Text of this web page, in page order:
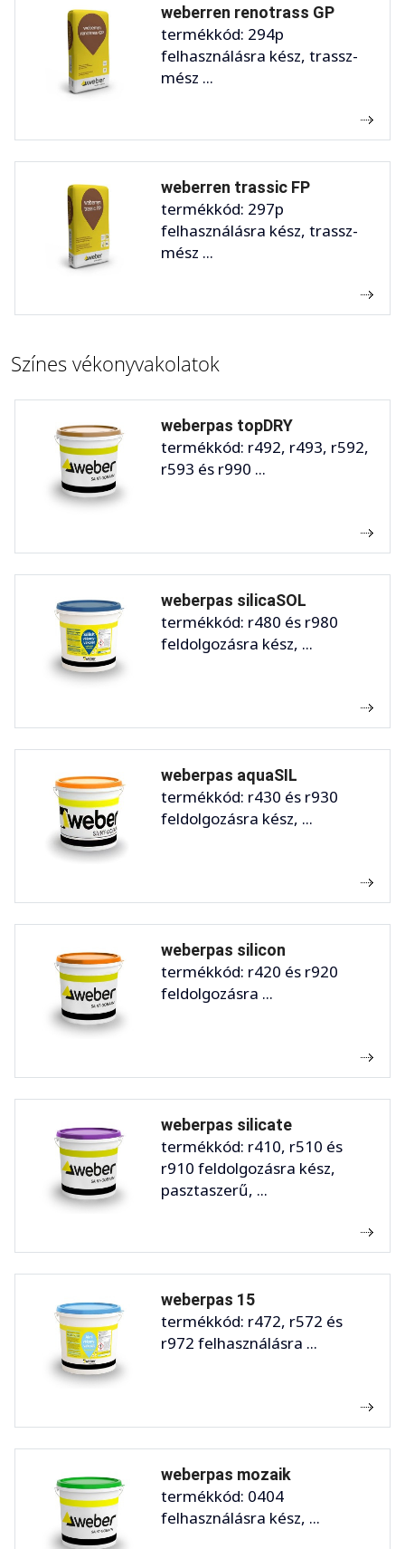
weberren renotrass GP
termékkód: 294p
felhasználásra kész, trassz-
mész ...
weberren trassic FP
termékkód: 297p
felhasználásra kész, trassz-
mész ...
Színes vékonyvakolatok
weberpas topDRY
termékkód: r492, r493, r592,
r593 és r990 ...
weberpas silicaSOL
termékkód: r480 és r980
feldolgozásra kész, ...
weberpas aquaSIL
termékkód: r430 és r930
feldolgozásra kész, ...
weberpas silicon
termékkód: r420 és r920
feldolgozásra ...
weberpas silicate
termékkód: r410, r510 és
r910 feldolgozásra kész,
pasztaszerű, ...
weberpas 15
termékkód: r472, r572 és
r972 felhasználásra ...
weberpas mozaik
termékkód: 0404
felhasználásra kész, ...